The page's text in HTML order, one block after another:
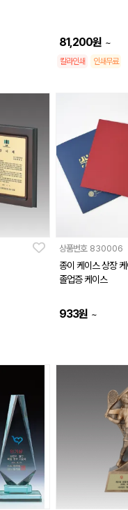
81,200원 ~
칼라인쇄 인쇄무료
상품번호 830006
종이 케이스 상장
졸업증 케이스
933원 ~